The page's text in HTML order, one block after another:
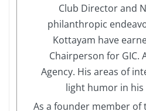
Club Director and
philanthropic
Kottayam have
Chairperson for GIC.
Agency. His areas of
light humor in
As a founder member of